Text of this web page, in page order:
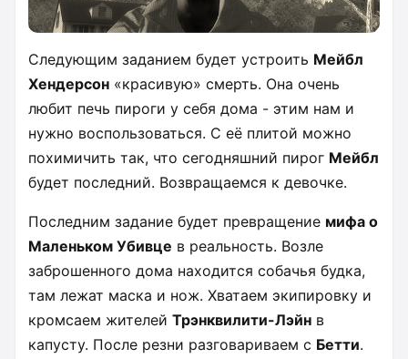
Следующим заданием будет устроить Мейбл
Хендерсон «красивую» смерть. Она очень
любит печь пироги у себя дома - этим нам и
нужно воспользоваться. С её плитой можно
похимичить так, что сегодняшний пирог Мейбл
будет последний. Возвращаемся к девочке.
Последним задание будет превращение мифа о
Маленьком Убивце в реальность. Возле
заброшенного дома находится собачья будка,
там лежат маска и нож. Хватаем экипировку и
кромсаем жителей Трэнквилити-Лэйн в
капусту. После резни разговариваем с Бетти.